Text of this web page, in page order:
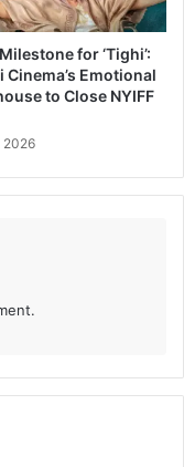
for ‘Tighi’:
Cinema’s Emotional
to Close NYIFF
2026